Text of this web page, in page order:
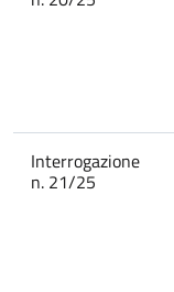
Interrogazione
n. 21/25